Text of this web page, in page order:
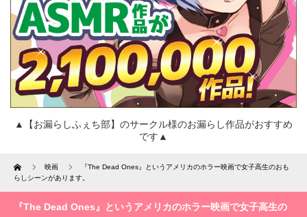
▲【お漏らしふぇち部】のサークル様のお漏らし作品がおすすめ
です▲
Home 映画
『The Dead Ones』というアメリカのホラー映画で女子高生のおも
らしシーンがあります。
『The Dead Ones』というアメリカのホラー映画で女子高生の